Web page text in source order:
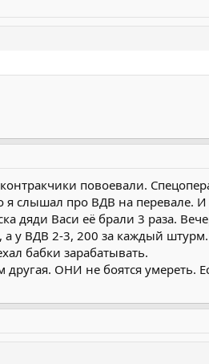
повоевали.
слышал про ВДВ на перевале. И
дяди Васи её брали 3 раза.
у ВДВ 2-3, 200 за каждый
бабки зарабатывать.
ОНИ не боятся умереть.